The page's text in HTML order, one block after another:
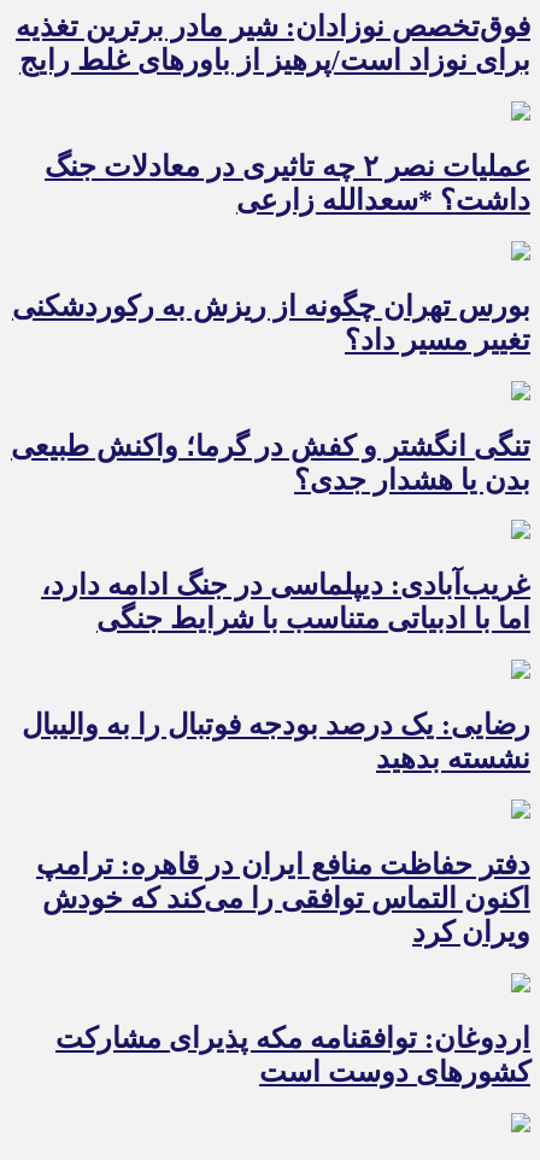
فوق‌تخصص نوزادان: شیر مادر برترین تغذیه
برای نوزاد است/پرهیز از باورهای غلط رایج
عملیات نصر ۲ چه تاثیری در معادلات جنگ
داشت؟ *سعدالله زارعی
بورس تهران چگونه از ریزش به رکوردشکنی
تغییر مسیر داد؟
تنگی انگشتر و کفش در گرما؛ واکنش طبیعی
بدن یا هشدار جدی؟
غریب‌آبادی: دیپلماسی در جنگ ادامه دارد،
اما با ادبیاتی متناسب با شرایط جنگی
رضایی: یک درصد بودجه فوتبال را به والیبال
نشسته بدهید
دفتر حفاظت منافع ایران در قاهره: ترامپ
اکنون التماس توافقی را می‌کند که خودش
ویران کرد
اردوغان: توافقنامه مکه پذیرای مشارکت
کشورهای دوست است